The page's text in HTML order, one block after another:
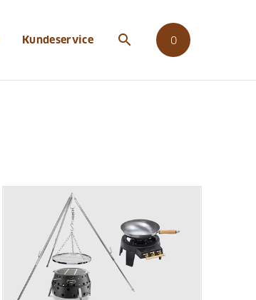
Kundeservice search 0